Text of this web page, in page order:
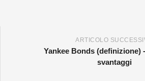
ARTICOLO
Yankee Bonds (definizione)
svantaggi